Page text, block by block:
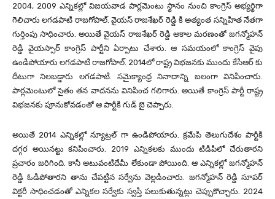
2004, 2009 ఎన్నికల్లో విజయవాడ పార్లమెంటు స్థానం నుంచి కాంగ్రెస్ అభ్యర్థిగా
గెలిచారు లగడపాటి రాజగోపాల్. వైయస్ రాజశేఖర్ రెడ్డి కి అత్యంత సన్నిహిత నేతగా
గుర్తింపు సాధించారు. అయితే వైయస్ రాజశేఖర్ రెడ్డి అకాల మరణంతో జగన్మోహన్
రెడ్డి వైయస్సార్ కాంగ్రెస్ పార్టీని ఏర్పాటు చేశారు. ఆ సమయంలో కాంగ్రెస్ వైపు
ఉండిపోయారు లగడపాటి రాజగోపాల్. 2014లో రాష్ట్ర విభజనకు ముందు కేసిఆర్ కు
దీటుగా నిలబడ్డారు లగడపాటి. సమైక్యాంధ్ర నినాదాన్ని బలంగా వినిపించారు.
పార్లమెంటులో సైతం తన వాదనను వినిపించ గలిగారు. అయితే కాంగ్రెస్ పార్టీ రాష్ట్ర
విభజనకు పూనుకోవడంతో ఆ పార్టీకి గుడ్ బై చెప్పారు.
అయితే 2014 ఎన్నికల్లో న్యూట్రల్ గా ఉండిపోయారు. క్రమేపి తెలుగుదేశం పార్టీకి
దగ్గర అయినట్టు కనిపించారు. 2019 ఎన్నికలకు ముందు టిడిపిలో చేరుతారని
ప్రచారం జరిగింది. కానీ అటువంటిదేమీ లేకుండా పోయింది. ఆ ఎన్నికల్లో జగన్మోహన్
రెడ్డి ఓడిపోతారని తాను చేపట్టిన సర్వేను వెల్లడించారు. జగన్మోహన్ రెడ్డి సూపర్
విక్టరీ సాధించడంతో ఎన్నికల సర్వేకు స్వస్తి పలుకుతున్నట్లు చెప్పుకొచ్చారు. 2024